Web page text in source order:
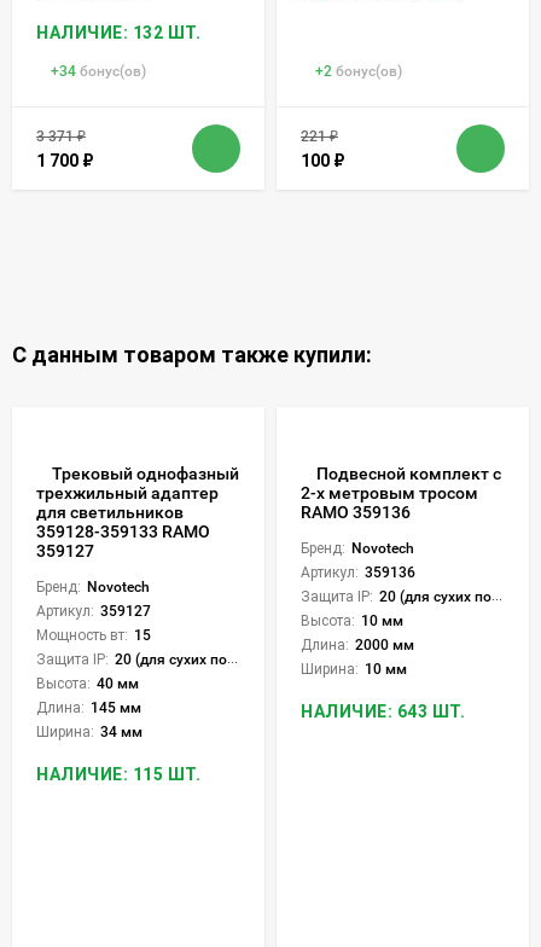
НАЛИЧИЕ: 132 ШТ.
+34 бонус(ов)
3 371₽
1 700 ₽
+2 бонус(ов)
221₽
100 ₽
С данным товаром также купили:
Трековый однофазный
трехжильный адаптер
для светильников
359128-359133 RAMO
359127
Бренд: Novotech
Артикул: 359127
Мощность вт: 15
Защита IP: 20 (для сухих пом.)
Высота: 40 мм
Длина: 145 мм
Ширина: 34 мм
НАЛИЧИЕ: 115 ШТ.
Подвесной комплект с
2-х метровым тросом
RAMO 359136
Бренд: Novotech
Артикул: 359136
Защита IP: 20 (для сухих пом.)
Высота: 10 мм
Длина: 2000 мм
Ширина: 10 мм
НАЛИЧИЕ: 643 ШТ.